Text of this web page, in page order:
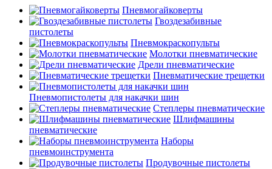
Пневмогайковерты
Гвоздезабивные
пистолеты
Пневмокраскопульты
Молотки пневматические
Дрели пневматические
Пневматические трещетки
Пневмопистолеты для накачки шин
Степлеры пневматические
Шлифмашины
пневматические
Наборы
пневмоинструмента
Продувочные пистолеты